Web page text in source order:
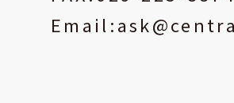
Email:ask